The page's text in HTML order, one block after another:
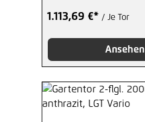
1.113,69 €* / Je Tor
Ansehen